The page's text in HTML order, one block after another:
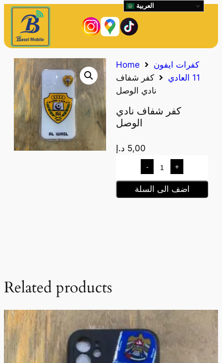
Home
كفرات ايفون
11 العادي
كفر شفاف
نادي الوصل
كفر شفاف نادي
الوصل
5,00 د.إ
- +
اضف الى السلة
Related products
العربية